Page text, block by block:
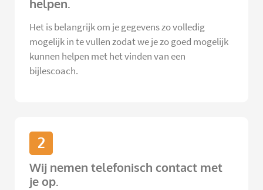
helpen.
Het is belangrijk om je gegevens zo volledig
mogelijk in te vullen zodat we je zo goed mogelijk
kunnen helpen met het vinden van een
bijlescoach.
2
Wij nemen telefonisch contact met
je op.